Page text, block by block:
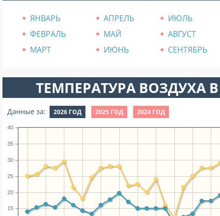
ЯНВАРЬ АПРЕЛЬ
ИЮЛЬ
ФЕВРАЛЬ
МАЙ
АВГУСТ
МАРТ
ИЮНЬ СЕНТЯБРЬ
ТЕМПЕРАТУРА ВОЗДУХА
Данные за: 2026 ГОД 2025 ГОД 2024 ГОД
15
20
25
30
35
40